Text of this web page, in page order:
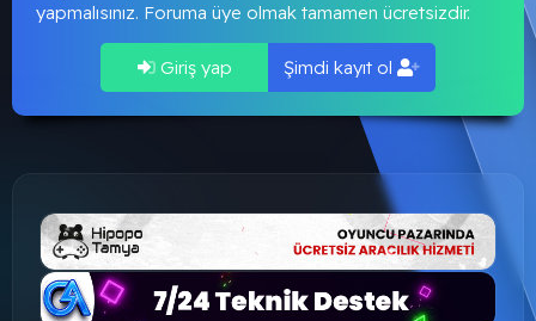
yapmalısınız. Foruma üye olmak tamamen ücretsizdir.
Giriş yap Şimdi kayıt ol